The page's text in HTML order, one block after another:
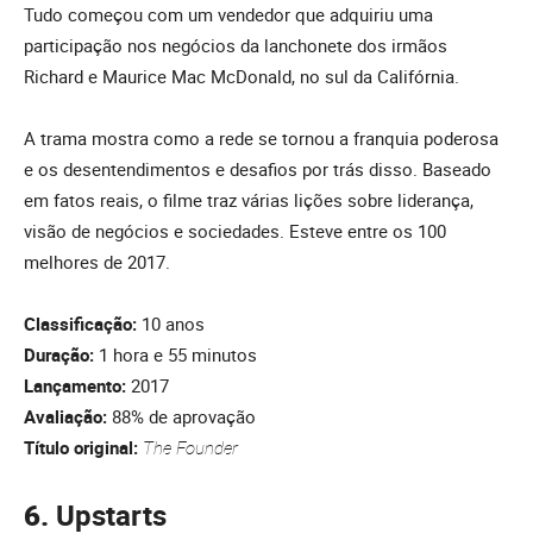
Tudo começou com um vendedor que adquiriu uma
participação nos negócios da lanchonete dos irmãos
Richard e Maurice Mac McDonald, no sul da Califórnia.
A trama mostra como a rede se tornou a franquia poderosa
e os desentendimentos e desafios por trás disso. Baseado
em fatos reais, o filme traz várias lições sobre liderança,
visão de negócios e sociedades. Esteve entre os 100
melhores de 2017.
Classificação: 10 anos
Duração: 1 hora e 55 minutos
Lançamento: 2017
Avaliação: 88% de aprovação
Título original: The Founder
6. Upstarts